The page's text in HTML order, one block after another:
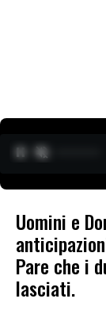
Uomini e
Pare che i
lasciati.